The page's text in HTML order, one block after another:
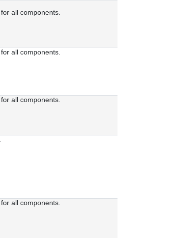
all components.
all components.
all components.
all components.